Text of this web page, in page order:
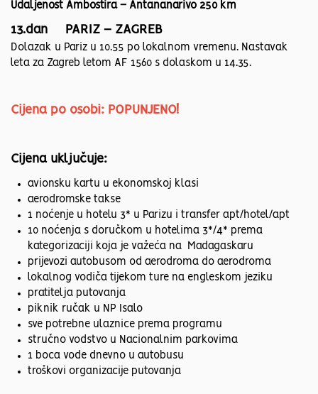
Udaljenost Ambostira – Antananarivo 250 km
13.dan PARIZ – ZAGREB
Dolazak u Pariz u 10.55 po lokalnom vremenu. Nastavak
leta za Zagreb letom AF 1560 s dolaskom u 14.35.
Cijena po osobi: POPUNJENO!
Cijena uključuje:
avionsku kartu u ekonomskoj klasi
aerodromske takse
1 noćenje u hotelu 3* u Parizu i transfer apt/hotel/apt
10 noćenja s doručkom u hotelima 3*/4* prema
kategorizaciji koja je važeća na Madagaskaru
prijevozi autobusom od aerodroma do aerodroma
lokalnog vodiča tijekom ture na engleskom jeziku
pratitelja putovanja
piknik ručak u NP Isalo
sve potrebne ulaznice prema programu
stručno vodstvo u Nacionalnim parkovima
1 boca vode dnevno u autobusu
troškovi organizacije putovanja